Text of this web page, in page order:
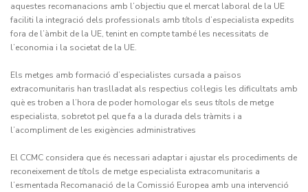
aquestes recomanacions amb l’objectiu que el mercat laboral de la UE
faciliti la integració dels professionals amb títols d’especialista expedits
fora de l’àmbit de la UE, tenint en compte també les necessitats de
l’economia i la societat de la UE.
Els metges amb formació d’especialistes cursada a països
extracomunitaris han traslladat als respectius col·legis les dificultats amb
què es troben a l’hora de poder homologar els seus títols de metge
especialista, sobretot pel que fa a la durada dels tràmits i a
l’acompliment de les exigències administratives
El CCMC considera que és necessari adaptar i ajustar els procediments de
reconeixement de títols de metge especialista extracomunitaris a
l’esmentada Recomanació de la Comissió Europea amb una intervenció